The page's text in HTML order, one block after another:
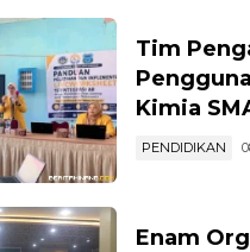
Tim
Kimia
PENDIDIKAN
Enam